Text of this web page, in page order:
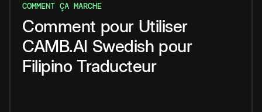
COMMENT ÇA MARCHE
Comment pour Utiliser
CAMB.AI Swedish pour
Filipino Traducteur